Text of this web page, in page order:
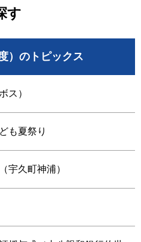
す
）のトピックス
ス）
も夏祭り
宇久町神浦）